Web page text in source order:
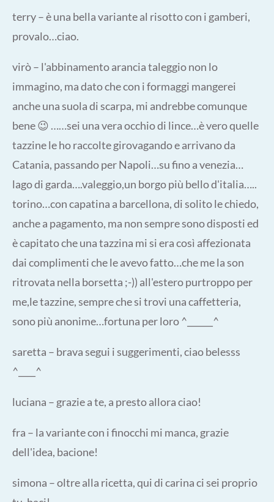
terry – è una bella variante al risotto con i gamberi,
provalo…ciao.
virò – l'abbinamento arancia taleggio non lo
immagino, ma dato che con i formaggi mangerei
anche una suola di scarpa, mi andrebbe comunque
bene 😉 ……sei una vera occhio di lince…è vero quelle
tazzine le ho raccolte girovagando e arrivano da
Catania, passando per Napoli…su fino a venezia…
lago di garda….valeggio,un borgo più bello d'italia…..
torino…con capatina a barcellona, di solito le chiedo,
anche a pagamento, ma non sempre sono disposti ed
è capitato che una tazzina mi si era così affezionata
dai complimenti che le avevo fatto…che me la son
ritrovata nella borsetta ;-)) all'estero purtroppo per
me,le tazzine, sempre che si trovi una caffetteria,
sono più anonime…fortuna per loro ^______^
saretta – brava segui i suggerimenti, ciao belesss
^____^
luciana – grazie a te, a presto allora ciao!
fra – la variante con i finocchi mi manca, grazie
dell'idea, bacione!
simona – oltre alla ricetta, qui di carina ci sei proprio